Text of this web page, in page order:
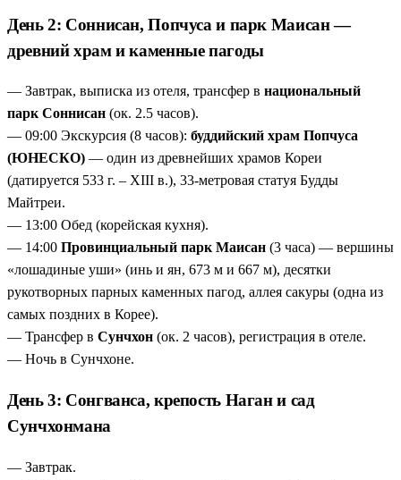
День 2: Соннисан, Попчуса и парк Маисан —
древний храм и каменные пагоды
— Завтрак, выписка из отеля, трансфер в национальный
парк Соннисан (ок. 2.5 часов).
— 09:00 Экскурсия (8 часов): буддийский храм Попчуса
(ЮНЕСКО) — один из древнейших храмов Кореи
(датируется 533 г. – XIII в.), 33-метровая статуя Будды
Майтреи.
— 13:00 Обед (корейская кухня).
— 14:00 Провинциальный парк Маисан (3 часа) — вершины
«лошадиные уши» (инь и ян, 673 м и 667 м), десятки
рукотворных парных каменных пагод, аллея сакуры (одна из
самых поздних в Корее).
— Трансфер в Сунчхон (ок. 2 часов), регистрация в отеле.
— Ночь в Сунчхоне.
День 3: Сонгванса, крепость Наган и сад
Сунчхонмана
— Завтрак.